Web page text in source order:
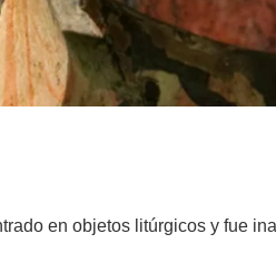
en objetos litúrgicos y fue